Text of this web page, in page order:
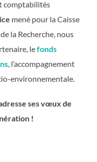
comptabilités
mené pour la Caisse
la Recherche, nous
lefonds
, l’accompagnement
environnementale.
ses vœux de
!